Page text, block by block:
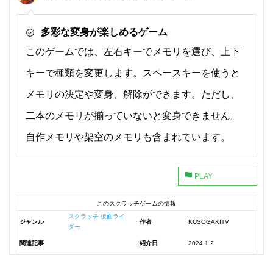
多彩な変身が楽しめるゲーム
このゲームでは、左右キーでメモリを選び、上下
キーで種類を変更します。スペースキーを使うと
メモリの決定や変身、解除ができます。ただし、
二本のメモリが揃っていないと変身できません。
自作メモリや架空のメモリも含まれています。
このスクラッチゲームの情報
ジャンル
スクラッチ 仮面ライ
ダー
作者 KUSOGAKITV
関連記事 紹介日 2024.1.2